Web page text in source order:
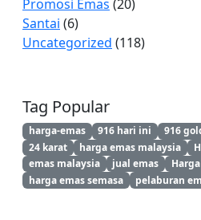
Promosi Emas (20)
Santai (6)
Uncategorized (118)
Tag Popular
harga-emas 916 hari ini 916
24 karat
harga emas malaysia
emas malaysia
jual emas
harga emas semasa
pelaburan